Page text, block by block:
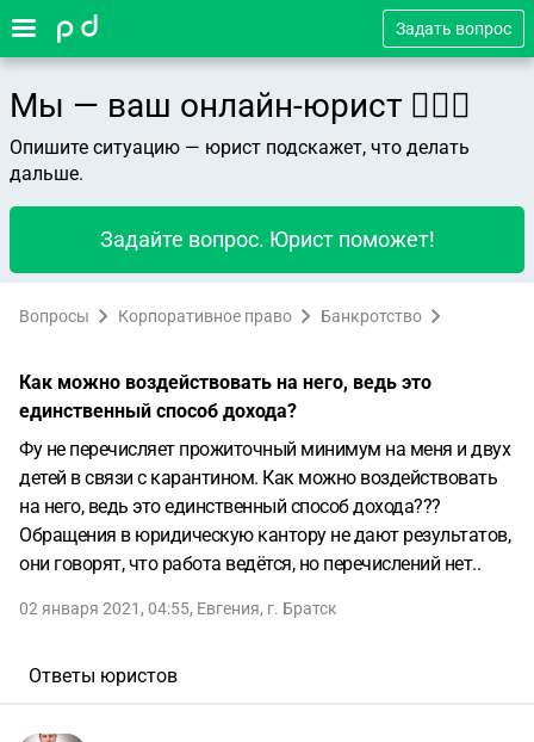
Задать вопрос
Мы — ваш онлайн-юрист 👨🏻‍⚖️
Опишите ситуацию — юрист подскажет, что делать
дальше.
Задайте вопрос. Юрист поможет!
Вопросы Корпоративное право Банкротство
Как можно воздействовать на него, ведь это
единственный способ дохода?
Фу не перечисляет прожиточный минимум на меня и двух
детей в связи с карантином. Как можно воздействовать
на него, ведь это единственный способ дохода???
Обращения в юридическую кантору не дают результатов,
они говорят, что работа ведётся, но перечислений нет..
02 января 2021, 04:55, Евгения, г. Братск
Ответы юристов